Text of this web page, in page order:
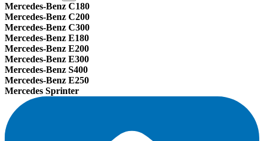
Mercedes-Benz C180
Mercedes-Benz C200
Mercedes-Benz C300
Mercedes-Benz E180
Mercedes-Benz E200
Mercedes-Benz E300
Mercedes-Benz S400
Mercedes-Benz E250
Mercedes Sprinter